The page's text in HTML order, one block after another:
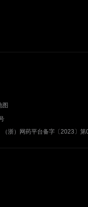
图
（浙）网药平台备字〔2023〕